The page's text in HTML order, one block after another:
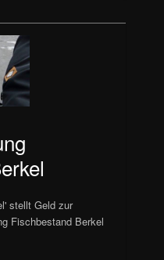
stellt Geld zur
Fischbestand Berkel